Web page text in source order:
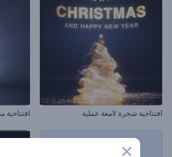
افتتاحية شجرة لامعة عملية افتتاحية